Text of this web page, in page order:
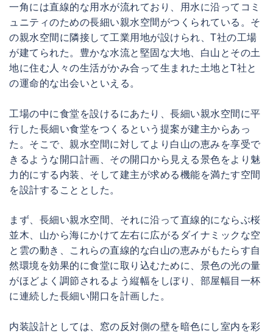
一角には直線的な用水が流れており、用水に沿ってコミ
ュニティのための長細い親水空間がつくられている。そ
の親水空間に隣接して工業用地が設けられ、T社の工場
が建てられた。豊かな水流と堅固な大地、白山とその土
地に住む人々の生活がかみ合って生まれた土地とT社と
の運命的な出会いといえる。
工場の中に食堂を設けるにあたり、長細い親水空間に平
行した長細い食堂をつくるという提案が建主からあっ
た。そこで、親水空間に対してより白山の恵みを享受で
きるような開口計画、その開口から見える景色をより魅
力的にする内装、そして建主が求める機能を満たす空間
を設計することとした。
まず、長細い親水空間、それに沿って直線的にならぶ桜
並木、山から海にかけて左右に広がるダイナミックな空
と雲の動き、これらの直線的な白山の恵みがもたらす自
然環境を効果的に食堂に取り込むために、景色の光の量
がほどよく調節されるよう縦幅をしぼり、部屋幅目一杯
に連続した長細い開口を計画した。
内装設計としては、窓の反対側の壁を暗色にし室内を彩